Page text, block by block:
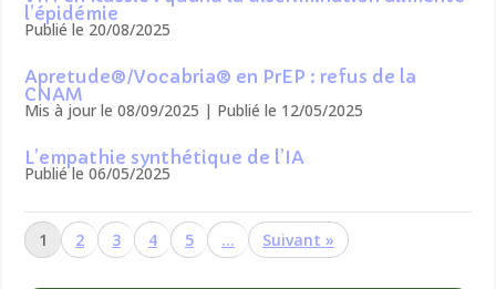
l’épidémie
Publié le 20/08/2025
Apretude®/Vocabria® en PrEP : refus de la
CNAM
Mis à jour le 08/09/2025 | Publié le 12/05/2025
L’empathie synthétique de l’IA
Publié le 06/05/2025
1 2 3 4 5 … »